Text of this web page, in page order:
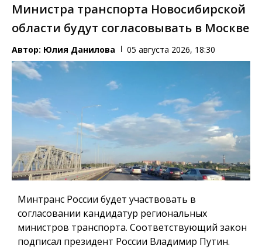
Министра транспорта Новосибирской
области будут согласовывать в Москве
Автор: Юлия Данилова 05 августа 2026, 18:30
Минтранс России будет участвовать в
согласовании кандидатур региональных
министров транспорта. Соответствующий закон
подписал президент России Владимир Путин.